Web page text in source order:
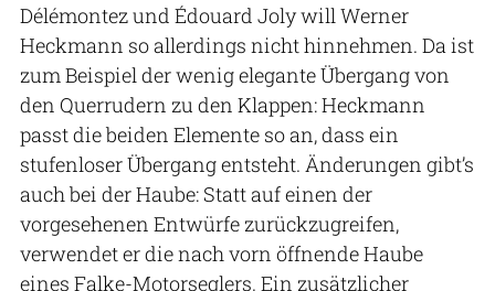
Délémontez und Édouard Joly will Werner
Heckmann so allerdings nicht hinnehmen. Da ist
zum Beispiel der wenig elegante Übergang von
den Querrudern zu den Klappen: Heckmann
passt die beiden Elemente so an, dass ein
stufenloser Übergang entsteht. Änderungen gibt’s
auch bei der Haube: Statt auf einen der
vorgesehenen Entwürfe zurückzugreifen,
verwendet er die nach vorn öffnende Haube
eines Falke-Motorseglers. Ein zusätzlicher